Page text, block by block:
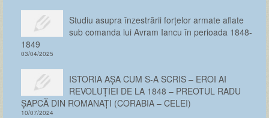
Studiu asupra înzestrării forţelor armate aflate
sub comanda lui Avram Iancu în perioada 1848-
1849
03/04/2025
ISTORIA AȘA CUM S-A SCRIS – EROI AI
REVOLUȚIEI DE LA 1848 – PREOTUL RADU
ȘAPCĂ DIN ROMANAȚI (CORABIA – CELEI)
10/07/2024